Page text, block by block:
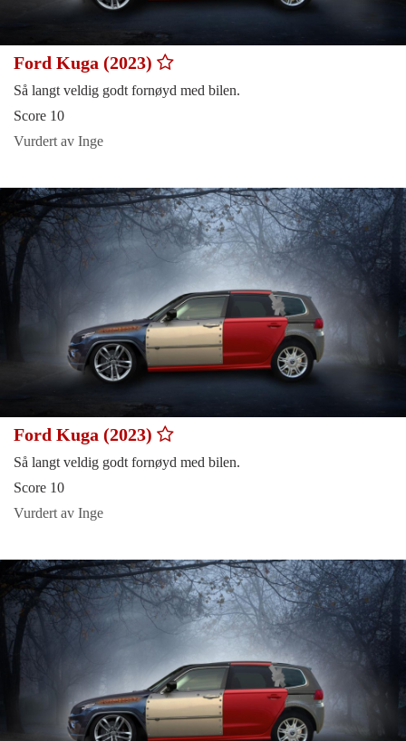
Ford Kuga (2023)
Så langt veldig godt fornøyd med bilen.
Score 10
Vurdert av Inge
Ford Kuga (2023)
Så langt veldig godt fornøyd med bilen.
Score 10
Vurdert av Inge